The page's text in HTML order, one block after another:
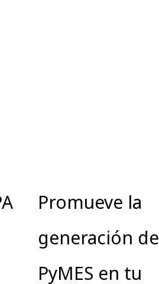
Promueve la
generación de
PyMES en tu